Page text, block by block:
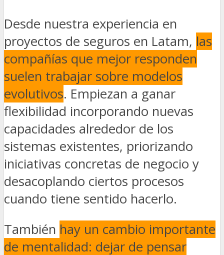
Desde nuestra experiencia en
proyectos de seguros en Latam, las
compañías que mejor responden
suelen trabajar sobre modelos
evolutivos. Empiezan a ganar
flexibilidad incorporando nuevas
capacidades alrededor de los
sistemas existentes, priorizando
iniciativas concretas de negocio y
desacoplando ciertos procesos
cuando tiene sentido hacerlo.
También hay un cambio importante
de mentalidad: dejar de pensar